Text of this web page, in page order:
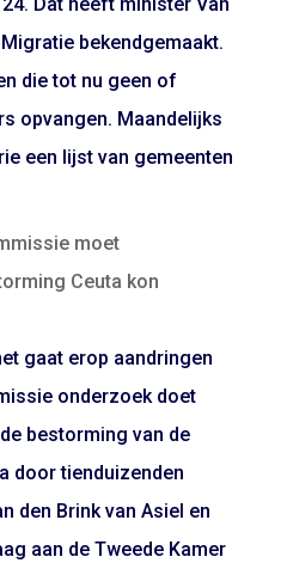
bekendgemaakt.
die tot nu geen of
opvangen. Maandelijks
een lijst van gemeenten
moet
Ceuta kon
gaat erop aandringen
onderzoek doet
bestorming van de
door tienduizenden
den Brink van Asiel en
aan de Tweede Kamer